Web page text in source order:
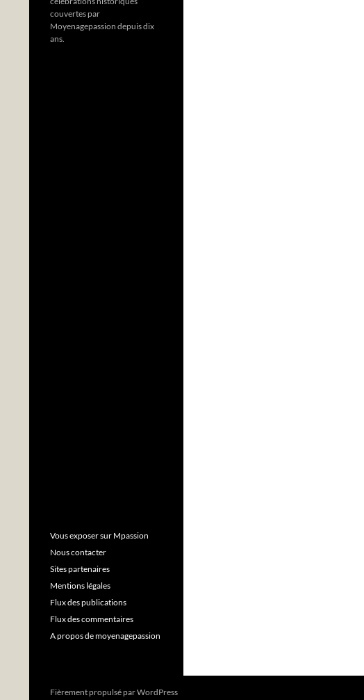
couvertes par
Moyenagepassion depuis dix
ans.
Vous exposer sur Mpassion
Nous contacter
Sites partenaires
Mentions légales
Flux des publications
Flux des commentaires
A propos de moyenagepassion
Fièrement propulsé par WordPress